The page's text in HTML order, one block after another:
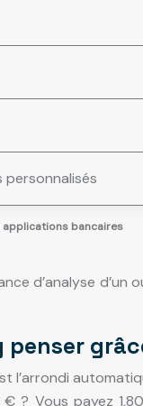
applications bancaires
personnalisés
d’analyse d’un
penser
? Vous payez